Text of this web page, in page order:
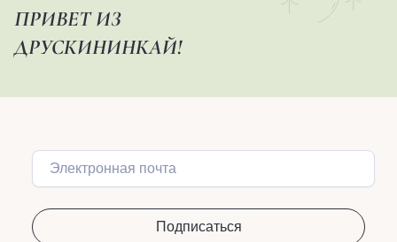
ПРИВЕТ ИЗ
ДРУСКИНИНКАЙ!